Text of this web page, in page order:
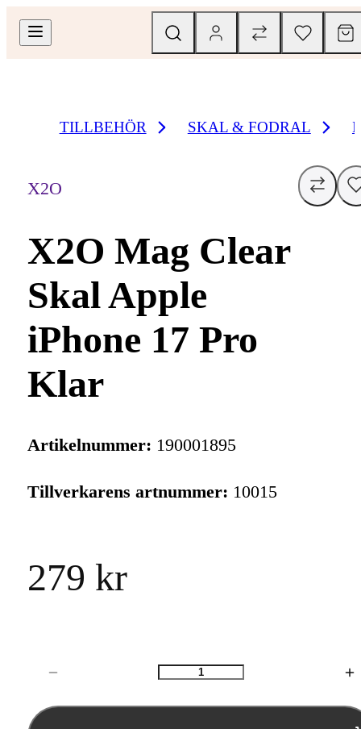
TILLBEHÖR SKAL & FODRAL
X2O
X2O Mag Clear
Skal Apple
iPhone 17 Pro
Klar
Artikelnummer: 190001895
Tillverkarens artnummer: 10015
279 kr
Antal